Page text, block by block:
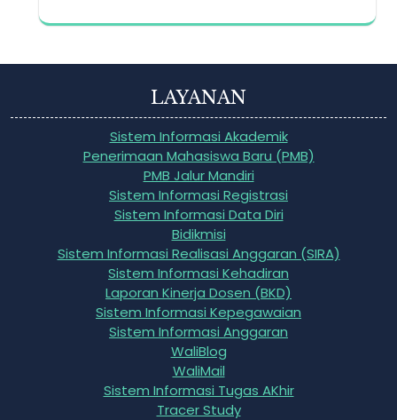
LAYANAN
Sistem Informasi Akademik
Penerimaan Mahasiswa Baru (PMB)
PMB Jalur Mandiri
Sistem Informasi Registrasi
Sistem Informasi Data Diri
Bidikmisi
Sistem Informasi Realisasi Anggaran (SIRA)
Sistem Informasi Kehadiran
Laporan Kinerja Dosen (BKD)
Sistem Informasi Kepegawaian
Sistem Informasi Anggaran
WaliBlog
WaliMail
Sistem Informasi Tugas AKhir
Tracer Study